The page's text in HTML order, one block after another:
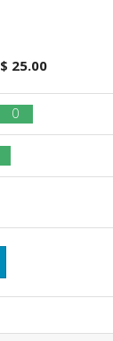
$ 25.00
0